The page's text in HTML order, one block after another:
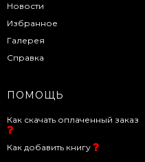
Новости
Избранное
Галерея
Справка
ПОМОЩЬ
Как скачать оплаченный заказ
Как добавить книгу